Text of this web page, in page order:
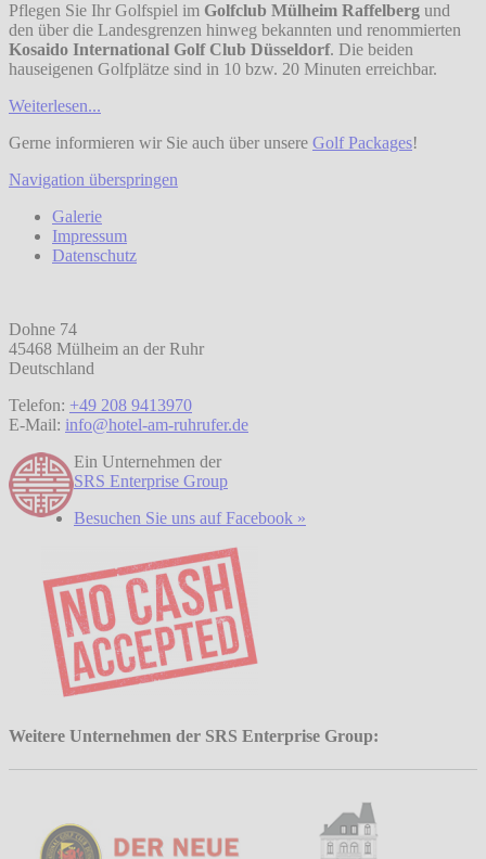
Pflegen Sie Ihr Golfspiel im Golfclub Mülheim Raffelberg und
den über die Landesgrenzen hinweg bekannten und renommierten
Kosaido International Golf Club Düsseldorf. Die beiden
hauseigenen Golfplätze sind in 10 bzw. 20 Minuten erreichbar.
Weiterlesen...
Gerne informieren wir Sie auch über unsere Golf Packages!
Navigation überspringen
Galerie
Impressum
Datenschutz
Dohne 74
45468 Mülheim an der Ruhr
Deutschland
Telefon: +49 208 9413970
E-Mail: info@hotel-am-ruhrufer.de
Ein Unternehmen der
SRS Enterprise Group
Besuchen Sie uns auf Facebook »
Weitere Unternehmen der SRS Enterprise Group: